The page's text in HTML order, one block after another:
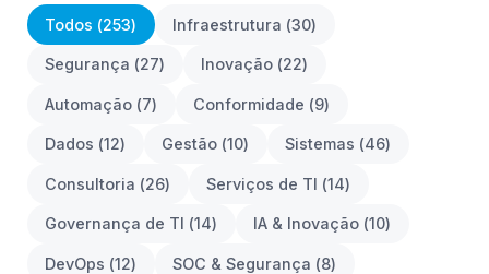
Todos (253) Infraestrutura (30)
Segurança (27) Inovação (22)
Automação (7) Conformidade (9)
Dados (12) Gestão (10) Sistemas (46)
Consultoria (26) Serviços de TI (14)
Governança de TI (14) IA & Inovação (10)
DevOps (12) SOC & Segurança (8)